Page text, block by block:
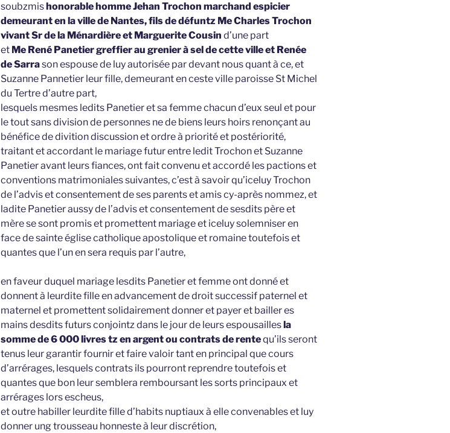
soubzmis honorable homme Jehan Trochon marchand espicier
demeurant en la ville de Nantes, fils de défuntz Me Charles Trochon
vivant Sr de la Ménardière et Marguerite Cousin d’une part
et Me René Panetier greffier au grenier à sel de cette ville et Renée
de Sarrason espouse de luy autorisée par devant nous quant à ce, et
Suzanne Pannetier leur fille, demeurant en ceste ville paroisse St Michel
du Tertre d’autre part,
lesquels mesmes ledits Panetier et sa femme chacun d’eux seul et pour
le tout sans division de personnes ne de biens leurs hoirs renonçant au
bénéfice de divition discussion et ordre à priorité et postériorité,
traitant et accordant le mariage futur entre ledit Trochon et Suzanne
Panetier avant leurs fiances, ont fait convenu et accordé les pactions et
conventions matrimoniales suivantes, c’est à savoir qu’iceluy Trochon
de l’advis et consentement de ses parents et amis cy-après nommez, et
ladite Panetier aussy de l’advis et consentement de sesdits père et
mère se sont promis et promettent mariage et iceluy solemniser en
face de sainte église catholique apostolique et romaine toutefois et
quantes que l’un en sera requis par l’autre,
en faveur duquel mariage lesdits Panetier et femme ont donné et
donnent à leurdite fille en advancement de droit successif paternel et
maternel et promettent solidairement donner et payer et bailler es
mains desdits futurs conjointz dans le jour de leurs espousaillesla
somme de 6 000 livres tz en argent ou contrats de rentequ’ils seront
tenus leur garantir fournir et faire valoir tant en principal que cours
d’arrérages, lesquels contrats ils pourront reprendre toutefois et
quantes que bon leur semblera remboursant les sorts principaux et
arrérages lors escheus,
et outre habiller leurdite fille d’habits nuptiaux à elle convenables et luy
donner ung trousseau honneste à leur discrétion,